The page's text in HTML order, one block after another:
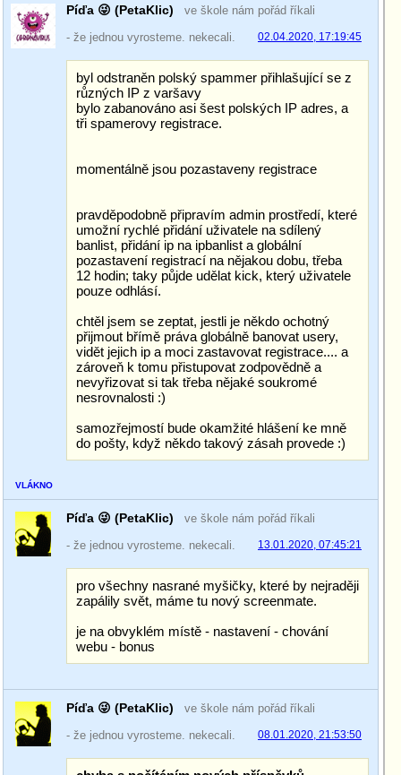
Píďa 😜 (PetaKlic)
ve škole nám pořád říkali
- že jednou vyrosteme. nekecali.
02.04.2020, 17:19:45
byl odstraněn polský spammer přihlašující se z
různých IP z varšavy
bylo zabanováno asi šest polských IP adres, a
tři spamerovy registrace.
momentálně jsou pozastaveny registrace
pravděpodobně připravím admin prostředí, které
umožní rychlé přidání uživatele na sdílený
banlist, přidání ip na ipbanlist a globální
pozastavení registrací na nějakou dobu, třeba
12 hodin; taky půjde udělat kick, který uživatele
pouze odhlásí.
chtěl jsem se zeptat, jestli je někdo ochotný
přijmout břímě práva globálně banovat usery,
vidět jejich ip a moci zastavovat registrace.... a
zároveň k tomu přistupovat zodpovědně a
nevyřizovat si tak třeba nějaké soukromé
nesrovnalosti :)
samozřejmostí bude okamžité hlášení ke mně
do pošty, když někdo takový zásah provede :)
VLÁKNO
Píďa 😜 (PetaKlic)
ve škole nám pořád říkali
- že jednou vyrosteme. nekecali.
13.01.2020, 07:45:21
pro všechny nasrané myšičky, které by nejraději
zapálily svět, máme tu nový screenmate.
je na obvyklém místě - nastavení - chování
webu - bonus
Píďa 😜 (PetaKlic)
ve škole nám pořád říkali
- že jednou vyrosteme. nekecali.
08.01.2020, 21:53:50